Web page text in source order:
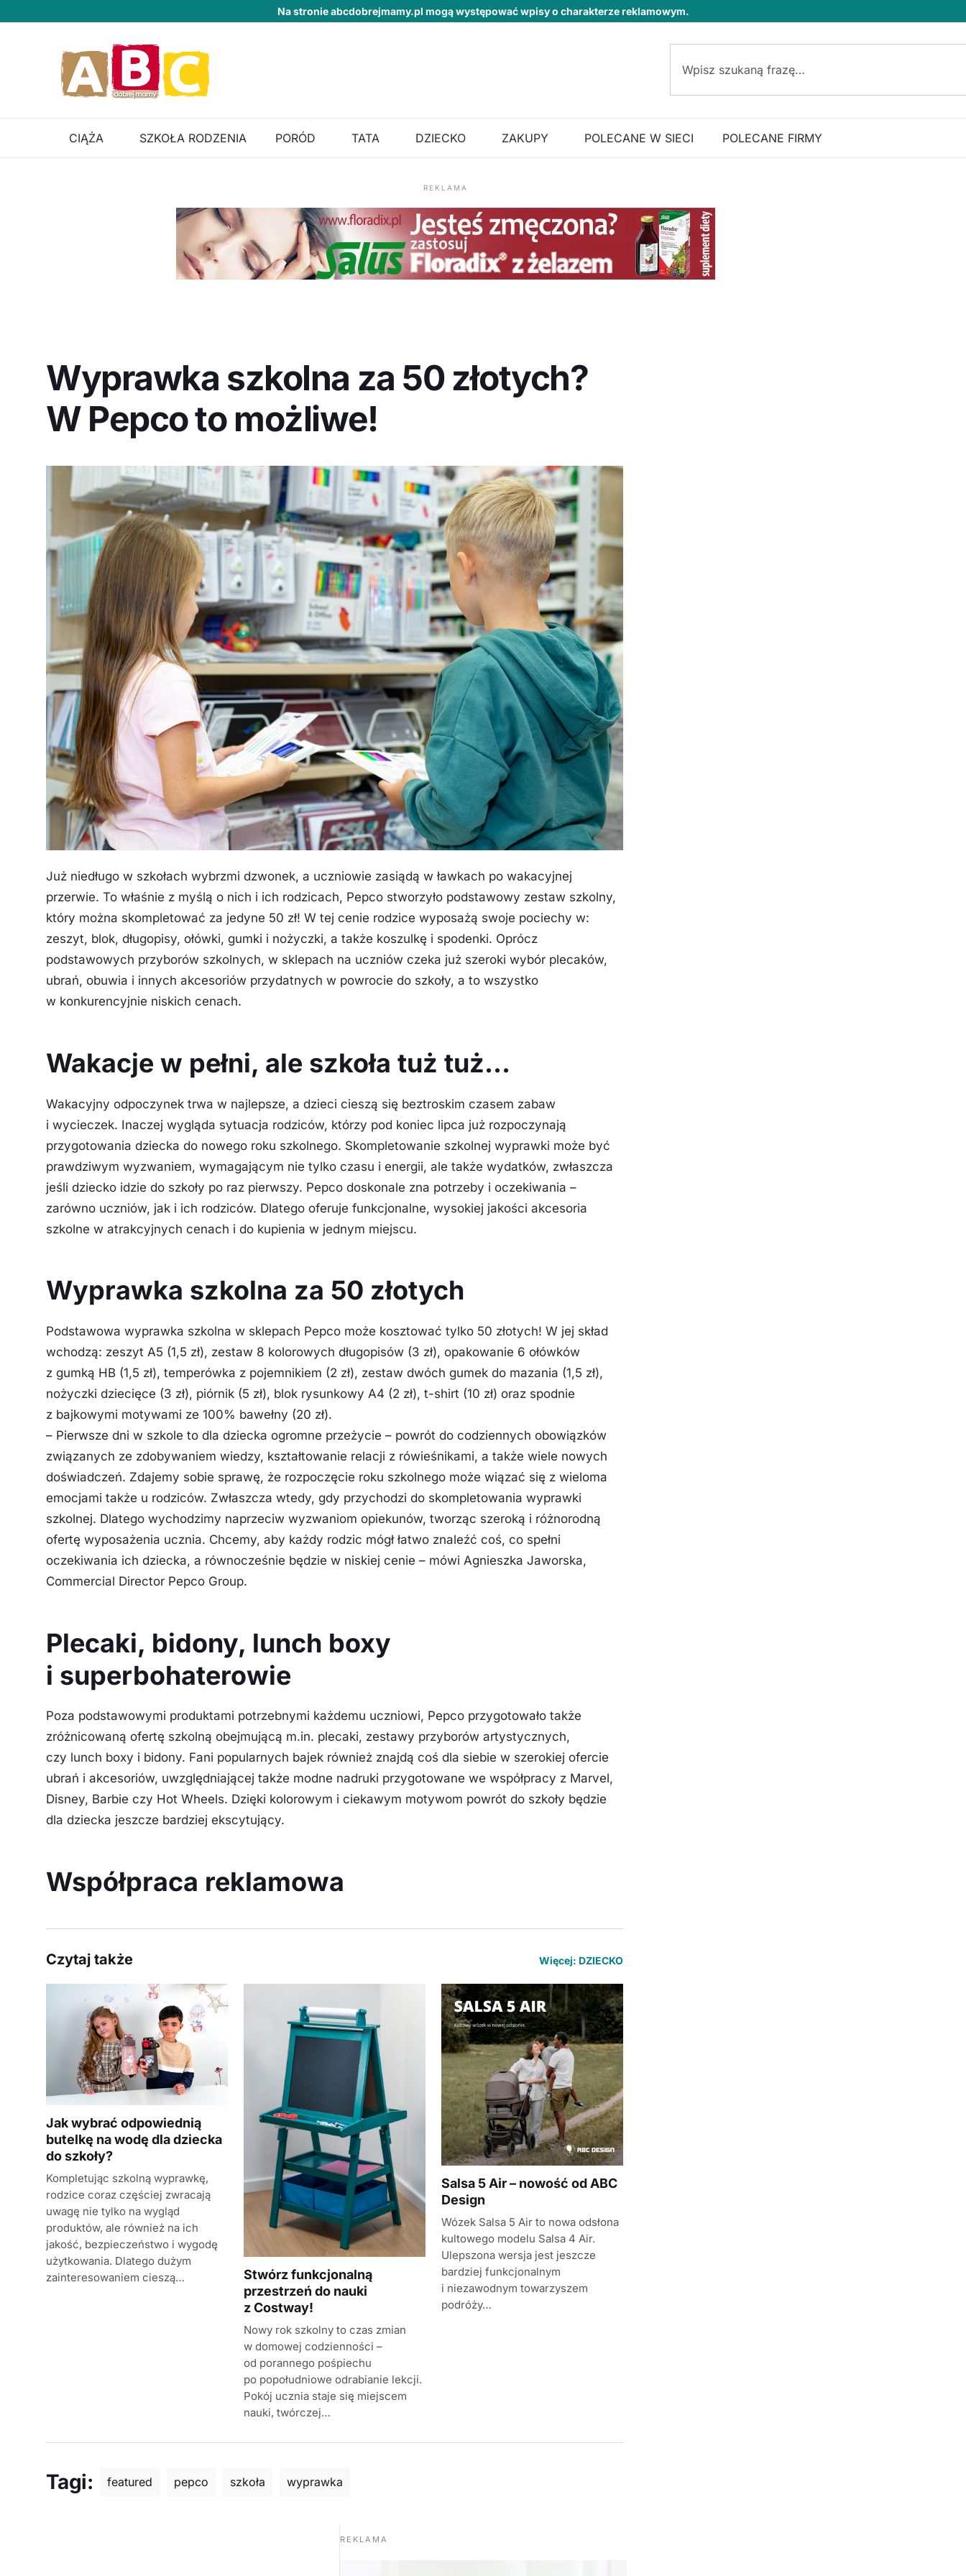
Na stronie abcdobrejmamy.pl mogą występować wpisy o charakterze reklamowym.
CIĄŻA SZKOŁA RODZENIA PORÓD TATA DZIECKO ZAKUPY POLECANE W SIECI POLECANE FIRMY
REKLAMA
Wyprawka szkolna za 50 złotych?
W Pepco to możliwe!
Już niedługo w szkołach wybrzmi dzwonek, a uczniowie zasiądą w ławkach po wakacyjnej
przerwie. To właśnie z myślą o nich i ich rodzicach, Pepco stworzyło podstawowy zestaw szkolny,
który można skompletować za jedyne 50 zł! W tej cenie rodzice wyposażą swoje pociechy w:
zeszyt, blok, długopisy, ołówki, gumki i nożyczki, a także koszulkę i spodenki. Oprócz
podstawowych przyborów szkolnych, w sklepach na uczniów czeka już szeroki wybór plecaków,
ubrań, obuwia i innych akcesoriów przydatnych w powrocie do szkoły, a to wszystko
w konkurencyjnie niskich cenach.
Wakacje w pełni, ale szkoła tuż tuż…
Wakacyjny odpoczynek trwa w najlepsze, a dzieci cieszą się beztroskim czasem zabaw
i wycieczek. Inaczej wygląda sytuacja rodziców, którzy pod koniec lipca już rozpoczynają
przygotowania dziecka do nowego roku szkolnego. Skompletowanie szkolnej wyprawki może być
prawdziwym wyzwaniem, wymagającym nie tylko czasu i energii, ale także wydatków, zwłaszcza
jeśli dziecko idzie do szkoły po raz pierwszy. Pepco doskonale zna potrzeby i oczekiwania –
zarówno uczniów, jak i ich rodziców. Dlatego oferuje funkcjonalne, wysokiej jakości akcesoria
szkolne w atrakcyjnych cenach i do kupienia w jednym miejscu.
Wyprawka szkolna za 50 złotych
Podstawowa wyprawka szkolna w sklepach Pepco może kosztować tylko 50 złotych! W jej skład
wchodzą: zeszyt A5 (1,5 zł), zestaw 8 kolorowych długopisów (3 zł), opakowanie 6 ołówków
z gumką HB (1,5 zł), temperówka z pojemnikiem (2 zł), zestaw dwóch gumek do mazania (1,5 zł),
nożyczki dziecięce (3 zł), piórnik (5 zł), blok rysunkowy A4 (2 zł), t-shirt (10 zł) oraz spodnie
z bajkowymi motywami ze 100% bawełny (20 zł).
– Pierwsze dni w szkole to dla dziecka ogromne przeżycie – powrót do codziennych obowiązków
związanych ze zdobywaniem wiedzy, kształtowanie relacji z rówieśnikami, a także wiele nowych
doświadczeń. Zdajemy sobie sprawę, że rozpoczęcie roku szkolnego może wiązać się z wieloma
emocjami także u rodziców. Zwłaszcza wtedy, gdy przychodzi do skompletowania wyprawki
szkolnej. Dlatego wychodzimy naprzeciw wyzwaniom opiekunów, tworząc szeroką i różnorodną
ofertę wyposażenia ucznia. Chcemy, aby każdy rodzic mógł łatwo znaleźć coś, co spełni
oczekiwania ich dziecka, a równocześnie będzie w niskiej cenie – mówi Agnieszka Jaworska,
Commercial Director Pepco Group.
Plecaki, bidony, lunch boxy
i superbohaterowie
Poza podstawowymi produktami potrzebnymi każdemu uczniowi, Pepco przygotowało także
zróżnicowaną ofertę szkolną obejmującą m.in. plecaki, zestawy przyborów artystycznych,
czy lunch boxy i bidony. Fani popularnych bajek również znajdą coś dla siebie w szerokiej ofercie
ubrań i akcesoriów, uwzględniającej także modne nadruki przygotowane we współpracy z Marvel,
Disney, Barbie czy Hot Wheels. Dzięki kolorowym i ciekawym motywom powrót do szkoły będzie
dla dziecka jeszcze bardziej ekscytujący.
Współpraca reklamowa
Czytaj także Więcej: DZIECKO
Jak wybrać odpowiednią
butelkę na wodę dla dziecka
do szkoły?
Kompletując szkolną wyprawkę,
rodzice coraz częściej zwracają
uwagę nie tylko na wygląd
produktów, ale również na ich
jakość, bezpieczeństwo i wygodę
użytkowania. Dlatego dużym
zainteresowaniem cieszą…
Stwórz funkcjonalną
przestrzeń do nauki
z Costway!
Nowy rok szkolny to czas zmian
w domowej codzienności –
od porannego pośpiechu
po popołudniowe odrabianie lekcji.
Pokój ucznia staje się miejscem
nauki, twórczej…
Salsa 5 Air – nowość od ABC
Design
Wózek Salsa 5 Air to nowa odsłona
kultowego modelu Salsa 4 Air.
Ulepszona wersja jest jeszcze
bardziej funkcjonalnym
i niezawodnym towarzyszem
podróży…
Tagi: featured pepco szkoła wyprawka
REKLAMA